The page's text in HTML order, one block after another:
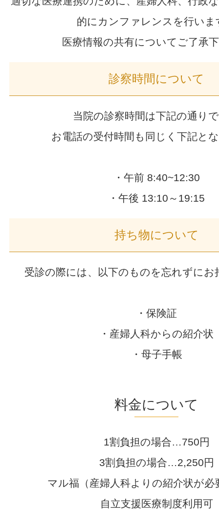
的にカンファレンスを行いま
医療情報の共有についてご了承
診察時間について
当院の診察時間は下記の通り
お電話の受付時間も同じく下記と
・午前 8:40~12:30
・午後 13:10～19:15
持ち物について
受診の際には、以下のものを忘れずにお
・保険証
・産婦人科からの紹介状
・母子手帳
料金について
1割負担の場合…750円
3割負担の場合…2,250円
マル福（産婦人科よりの紹介状が必
自立支援医療制度利用可